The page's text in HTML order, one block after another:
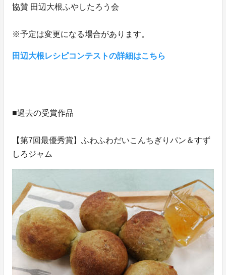
協賛 ⽥辺⼤根ふやしたろう会
※予定は変更になる場合があります。
田辺大根レシピコンテストの詳細はこちら
■過去の受賞作品
【第7回最優秀賞】ふわふわだいこんちぎりパン＆すず
しろジャム